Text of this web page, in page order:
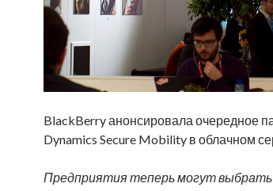
BlackBerry анонсировала очередное
Dynamics Secure Mobility в облачном
Предприятия теперь могут выбрать